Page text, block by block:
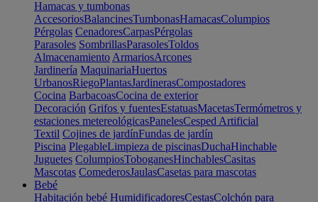
Hamacas y tumbonas
AccesoriosBalancinesTumbonasHamacasColumpios
Pérgolas CenadoresCarpasPérgolas
Parasoles SombrillasParasolesToldos
Almacenamiento ArmariosArcones
Jardinería MaquinariaHuertos
UrbanosRiegoPlantasJardinerasCompostadores
Cocina BarbacoasCocina de exterior
Decoración Grifos y fuentesEstatuasMacetasTermómetros y
estaciones metereológicasPanelesCesped Artificial
Textil Cojines de jardínFundas de jardín
Piscina PlegableLimpieza de piscinasDuchaHinchable
Juguetes ColumpiosToboganesHinchablesCasitas
Mascotas ComederosJaulasCasetas para mascotas
Bebé
Habitación bebé HumidificadoresCestasColchón para